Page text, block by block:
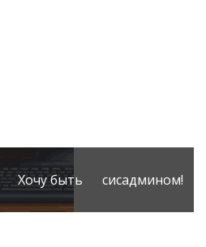
Хочу быть сисадмином!